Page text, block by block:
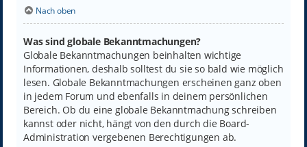
Nach oben
Was sind globale Bekanntmachungen?
Globale Bekanntmachungen beinhalten wichtige
Informationen, deshalb solltest du sie so bald wie möglich
lesen. Globale Bekanntmachungen erscheinen ganz oben
in jedem Forum und ebenfalls in deinem persönlichen
Bereich. Ob du eine globale Bekanntmachung schreiben
kannst oder nicht, hängt von den durch die Board-
Administration vergebenen Berechtigungen ab.